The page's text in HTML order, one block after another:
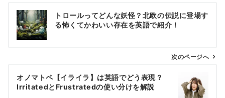
トロールってどんな妖怪？北欧の伝説に登場す
る怖くてかわいい存在を英語で紹介！
次のページへ
オノマトペ【イライラ】は英語でどう表現？
IrritatedとFrustratedの使い分けを解説